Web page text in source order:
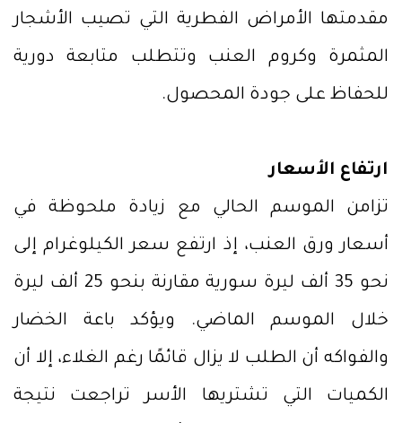
مقدمتها الأمراض الفطرية التي تصيب الأشجار
المثمرة وكروم العنب وتتطلب متابعة دورية
للحفاظ على جودة المحصول.
ارتفاع الأسعار
تزامن الموسم الحالي مع زيادة ملحوظة في
أسعار ورق العنب، إذ ارتفع سعر الكيلوغرام إلى
نحو 35 ألف ليرة سورية مقارنة بنحو 25 ألف ليرة
خلال الموسم الماضي. ويؤكد باعة الخضار
والفواكه أن الطلب لا يزال قائمًا رغم الغلاء، إلا أن
الكميات التي تشتريها الأسر تراجعت نتيجة